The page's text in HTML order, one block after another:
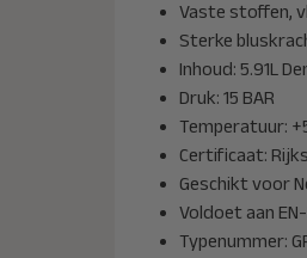
Vaste stoffen,
Sterke
Inhoud: 5.91L
Druk: 15 BAR
Temperatuur:
Certificaat:
Geschikt voor
Voldoet aan
Typenummer: